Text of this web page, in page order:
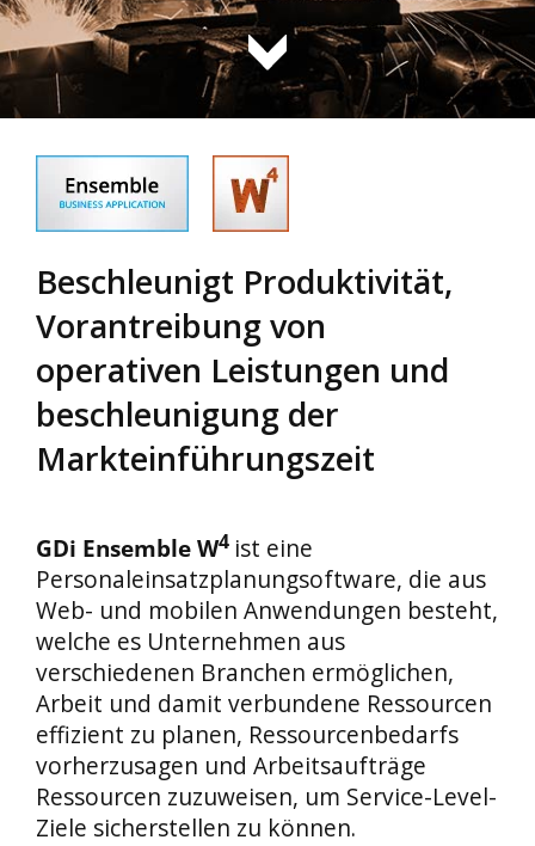
Beschleunigt Produktivität,
Vorantreibung von
operativen Leistungen und
beschleunigung der
Markteinführungszeit
GDi Ensemble W4 ist eine
Personaleinsatzplanungsoftware, die aus
Web- und mobilen Anwendungen besteht,
welche es Unternehmen aus
verschiedenen Branchen ermöglichen,
Arbeit und damit verbundene Ressourcen
effizient zu planen, Ressourcenbedarfs
vorherzusagen und Arbeitsaufträge
Ressourcen zuzuweisen, um Service-Level-
Ziele sicherstellen zu können.